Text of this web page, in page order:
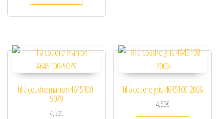
fil à coudre marron 4645100-
5079
4,50€
fil à coudre gris 4645100-2006
4,50€